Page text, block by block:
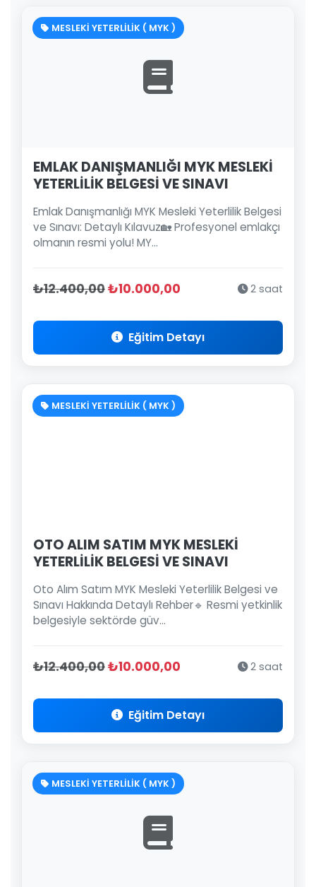
MESLEKİ YETERLİLİK ( MYK )
EMLAK DANIŞMANLIĞI MYK MESLEKİ
YETERLİLİK BELGESİ VE SINAVI
Emlak Danışmanlığı MYK Mesleki Yeterlilik Belgesi
ve Sınavı: Detaylı Kılavuz🏡 Profesyonel emlakçı
olmanın resmi yolu! MY...
₺12.400,00₺10.000,00 2 saat
Eğitim Detayı
MESLEKİ YETERLİLİK ( MYK )
OTO ALIM SATIM MYK MESLEKİ
YETERLİLİK BELGESİ VE SINAVI
Oto Alım Satım MYK Mesleki Yeterlilik Belgesi ve
Sınavı Hakkında Detaylı Rehber🔹 Resmi yetkinlik
belgesiyle sektörde güv...
₺12.400,00₺10.000,00 2 saat
Eğitim Detayı
MESLEKİ YETERLİLİK ( MYK )